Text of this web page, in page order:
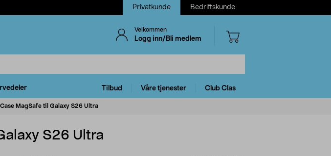
Privatkunde Bedriftskunde
Velkommen
Logg inn/Bli medlem
Tilbud Våre tjenester Club Clas
MagSafe til Galaxy S26 Ultra
S26 Ultra